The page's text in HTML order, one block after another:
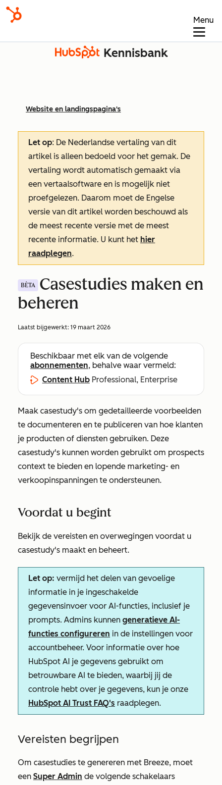
Menu
Kennisbank
Website en landingspagina's
Let op: De Nederlandse vertaling van dit
artikel is alleen bedoeld voor het gemak. De
vertaling wordt automatisch gemaakt via
een vertaalsoftware en is mogelijk niet
proefgelezen. Daarom moet de Engelse
versie van dit artikel worden beschouwd als
de meest recente versie met de meest
recente informatie. U kunt het hier
raadplegen.
BÈTA
Casestudies maken en
beheren
Laatst bijgewerkt: 19 maart 2026
Beschikbaar met elk van de volgende
abonnementen, behalve waar vermeld:
Content Hub Professional, Enterprise
Maak casestudy's om gedetailleerde voorbeelden
te documenteren en te publiceren van hoe klanten
je producten of diensten gebruiken. Deze
casestudy's kunnen worden gebruikt om prospects
context te bieden en lopende marketing- en
verkoopinspanningen te ondersteunen.
Voordat u begint
Bekijk de vereisten en overwegingen voordat u
casestudy's maakt en beheert.
Let op: vermijd het delen van gevoelige
informatie in je ingeschakelde
gegevensinvoer voor AI-functies, inclusief je
prompts. Admins kunnen generatieve AI-
functies configureren in de instellingen voor
accountbeheer. Voor informatie over hoe
HubSpot AI je gegevens gebruikt om
betrouwbare AI te bieden, waarbij jij de
controle hebt over je gegevens, kun je onze
HubSpot AI Trust FAQ's raadplegen.
Vereisten begrijpen
Om casestudies te genereren met Breeze, moet
een Super Admin de volgende schakelaars